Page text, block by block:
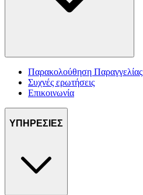
Παρακολούθηση Παραγγελίας
Συχνές ερωτήσεις
Επικοινωνία
ΥΠΗΡΕΣΙΕΣ